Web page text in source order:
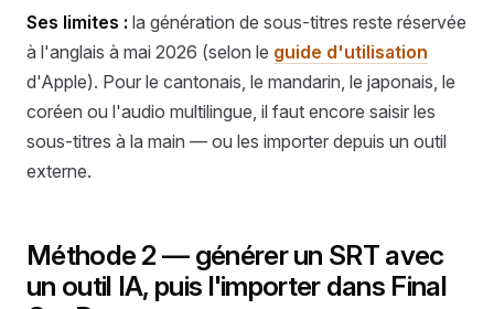
Ses limites : la génération de sous-titres reste réservée
à l'anglais à mai 2026 (selon le guide d'utilisation
d'Apple). Pour le cantonais, le mandarin, le japonais, le
coréen ou l'audio multilingue, il faut encore saisir les
sous-titres à la main — ou les importer depuis un outil
externe.
Méthode 2 — générer un SRT avec
un outil IA, puis l'importer dans Final